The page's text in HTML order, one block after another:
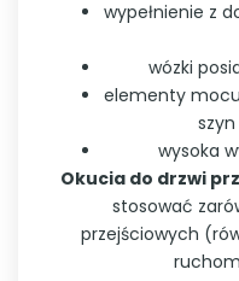
wypełnienie z
wózki
elementy
wysoka
Okucia do drzwi
stosować
przejściowych